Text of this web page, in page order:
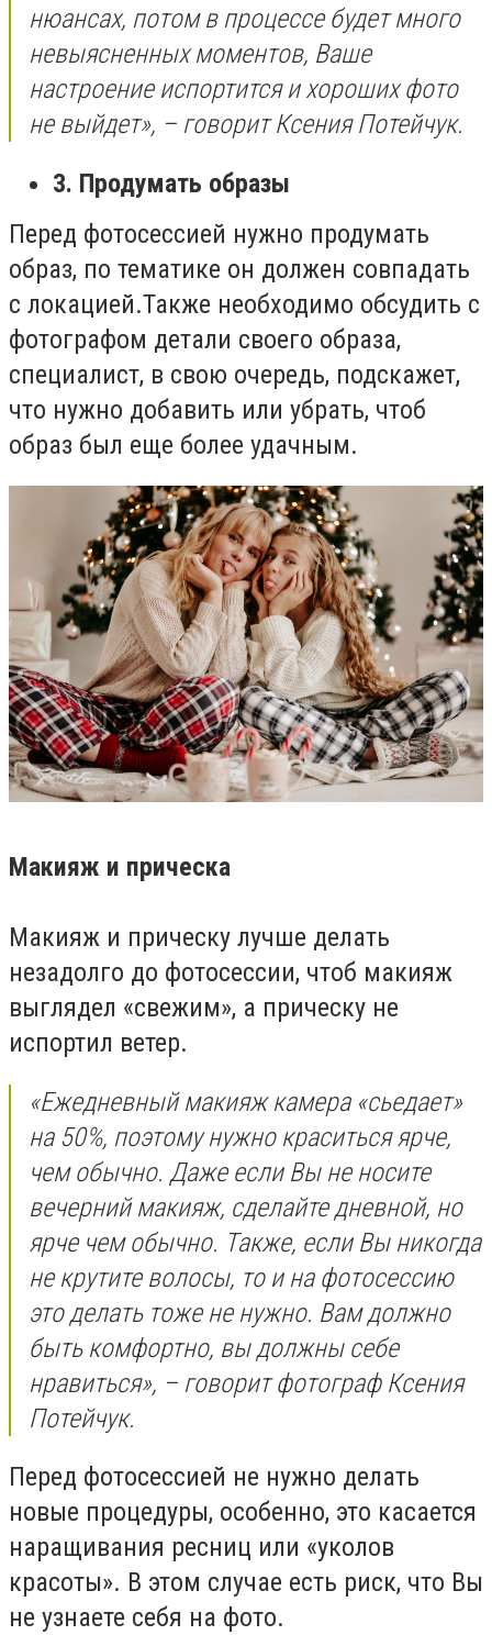
нюансах, потом в процессе будет много
невыясненных моментов, Ваше
настроение испортится и хороших фото
не выйдет», – говорит Ксения Потейчук.
3. Продумать образы
Перед фотосессией нужно продумать
образ, по тематике он должен совпадать
с локацией.Также необходимо обсудить с
фотографом детали своего образа,
специалист, в свою очередь, подскажет,
что нужно добавить или убрать, чтоб
образ был еще более удачным.
Макияж и прическа
Макияж и прическу лучше делать
незадолго до фотосессии, чтоб макияж
выглядел «свежим», а прическу не
испортил ветер.
«Ежедневный макияж камера «сьедает»
на 50%, поэтому нужно краситься ярче,
чем обычно. Даже если Вы не носите
вечерний макияж, сделайте дневной, но
ярче чем обычно. Также, если Вы никогда
не крутите волосы, то и на фотосессию
это делать тоже не нужно. Вам должно
быть комфортно, вы должны себе
нравиться», – говорит фотограф Ксения
Потейчук.
Перед фотосессией не нужно делать
новые процедуры, особенно, это касается
наращивания ресниц или «уколов
красоты». В этом случае есть риск, что Вы
не узнаете себя на фото.